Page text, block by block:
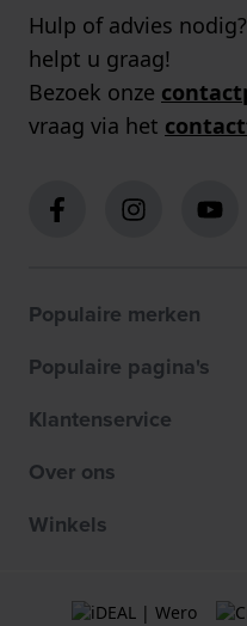
Hulp of advies
helpt u graag!
Bezoek onze
vraag via het
Populaire merken
Populaire pagina's
Klantenservice
Over ons
Winkels